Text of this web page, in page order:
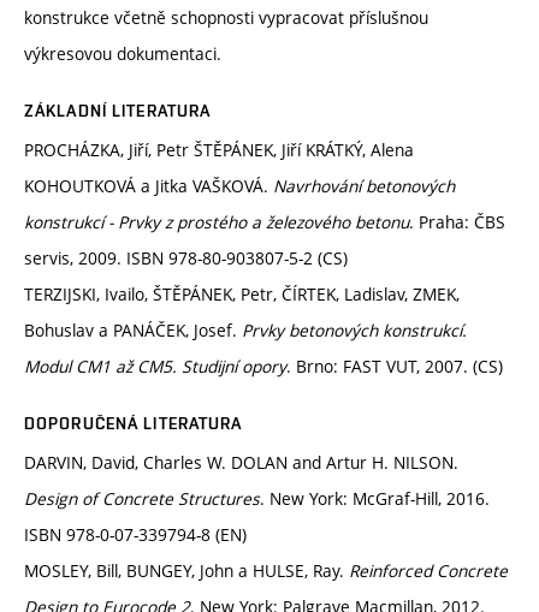
konstrukce včetně schopnosti vypracovat příslušnou
výkresovou dokumentaci.
ZÁKLADNÍ LITERATURA
PROCHÁZKA, Jiří, Petr ŠTĚPÁNEK, Jiří KRÁTKÝ, Alena
KOHOUTKOVÁ a Jitka VAŠKOVÁ. Navrhování betonových
konstrukcí - Prvky z prostého a železového betonu. Praha: ČBS
servis, 2009. ISBN 978-80-903807-5-2 (CS)
TERZIJSKI, Ivailo, ŠTĚPÁNEK, Petr, ČÍRTEK, Ladislav, ZMEK,
Bohuslav a PANÁČEK, Josef. Prvky betonových konstrukcí.
Modul CM1 až CM5. Studijní opory. Brno: FAST VUT, 2007. (CS)
DOPORUČENÁ LITERATURA
DARVIN, David, Charles W. DOLAN and Artur H. NILSON.
Design of Concrete Structures. New York: McGraf-Hill, 2016.
ISBN 978-0-07-339794-8 (EN)
MOSLEY, Bill, BUNGEY, John a HULSE, Ray. Reinforced Concrete
Design to Eurocode 2. New York: Palgrave Macmillan, 2012.